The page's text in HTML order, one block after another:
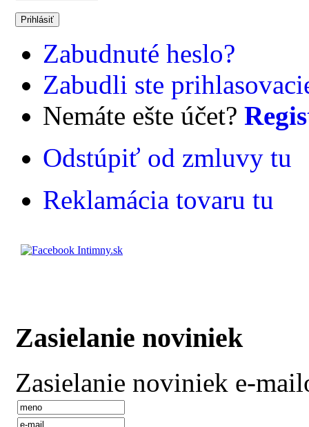
Zabudnuté heslo?
Zabudli ste
Nemáte ešte účet?
Odstúpiť od zmluvy tu
Reklamácia tovaru tu
Zasielanie noviniek
Zasielanie noviniek e-